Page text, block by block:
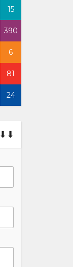
15
390
6
81
24